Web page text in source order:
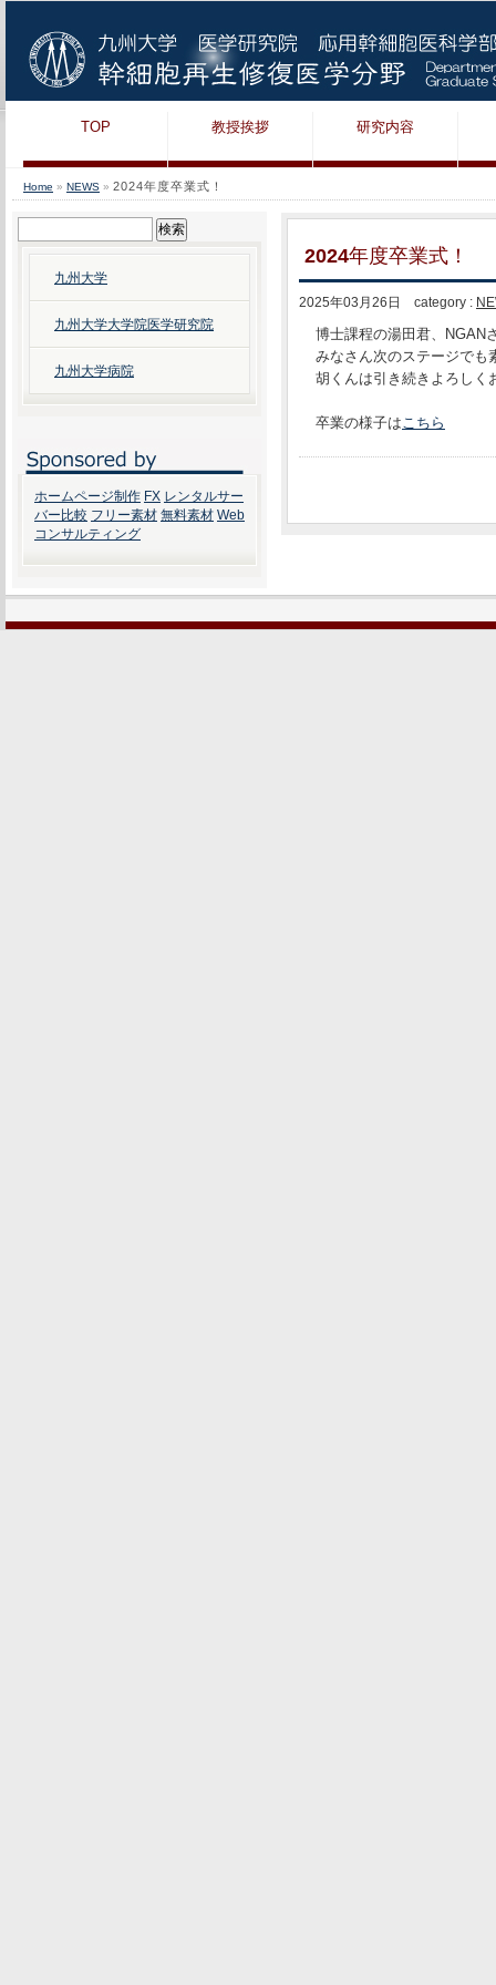
TOP 教授挨拶 研究内容
Home » NEWS » 2024年度卒業式！
2024年度卒業式！
2025年03月26日 category :
博士課程の湯田君、NGAN
みなさん次のステージでも
胡くんは引き続きよろしく
卒業の様子はこちら
索:
九州大学
九州大学大学院医学研究院
九州大学病院
ホームページ制作 FX レンタルサー
バー比較 フリー素材 無料素材 Web
コンサルティング